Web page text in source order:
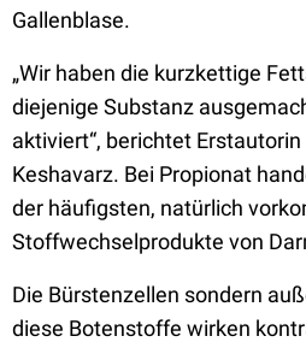
Gallenblase.
„Wir haben die kurzkettige
diejenige Substanz
aktiviert“, berichtet
Keshavarz. Bei Propionat
der häufigsten, natürlich
Stoffwechselprodukte von
Die Bürstenzellen sondern
diese Botenstoffe wirken